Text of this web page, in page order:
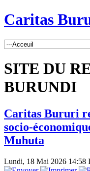
Caritas
SITE DU
BURUNDI
Caritas Bururi
socio-
Muhuta
Lundi, 18 Mai 2026 14:58